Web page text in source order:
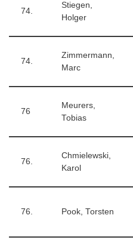
74.
Stiegen,
Holger
74.
Zimmermann,
Marc
76
Meurers,
Tobias
76.
Chmielewski,
Karol
76. Pook, Torsten